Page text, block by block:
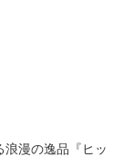
漫の逸品『ヒッ